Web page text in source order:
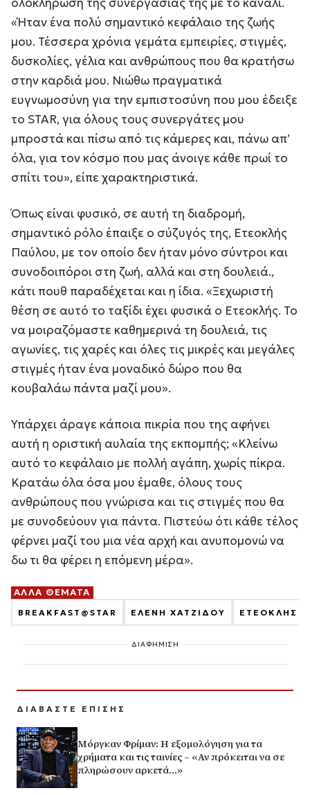
«Ήταν ένα πολύ σημαντικό κεφάλαιο της ζωής
μου. Τέσσερα χρόνια γεμάτα εμπειρίες, στιγμές,
δυσκολίες, γέλια και ανθρώπους που θα κρατήσω
στην καρδιά μου. Νιώθω πραγματικά
ευγνωμοσύνη για την εμπιστοσύνη που μου έδειξε
το STAR, για όλους τους συνεργάτες μου
μπροστά και πίσω από τις κάμερες και, πάνω απ’
όλα, για τον κόσμο που μας άνοιγε κάθε πρωί το
σπίτι του», είπε χαρακτηριστικά.
Όπως είναι φυσικό, σε αυτή τη διαδρομή,
σημαντικό ρόλο έπαιξε ο σύζυγός της, Ετεοκλής
Παύλου, με τον οποίο δεν ήταν μόνο σύντροι και
συνοδοιπόροι στη ζωή, αλλά και στη δουλειά.,
κάτι πουθ παραδέχεται και η ίδια. «Ξεχωριστή
θέση σε αυτό το ταξίδι έχει φυσικά ο Ετεοκλής. Το
να μοιραζόμαστε καθημερινά τη δουλειά, τις
αγωνίες, τις χαρές και όλες τις μικρές και μεγάλες
στιγμές ήταν ένα μοναδικό δώρο που θα
κουβαλάω πάντα μαζί μου».
Υπάρχει άραγε κάποια πικρία που της αφήνει
αυτή η οριστική αυλαία της εκπομπής; «Κλείνω
αυτό το κεφάλαιο με πολλή αγάπη, χωρίς πίκρα.
Κρατάω όλα όσα μου έμαθε, όλους τους
ανθρώπους που γνώρισα και τις στιγμές που θα
με συνοδεύουν για πάντα. Πιστεύω ότι κάθε τέλος
φέρνει μαζί του μια νέα αρχή και ανυπομονώ να
δω τι θα φέρει η επόμενη μέρα».
ΑΛΛΑ ΘΕΜΑΤΑ
BREAKFAST@STAR ΕΛΕΝΗ ΧΑΤΖΙΔΟΥ ΕΤΕΟΚΛΗΣ
ΔΙΑΦΗΜΙΣΗ
ΔΙΑΒΑΣΤΕ ΕΠΙΣΗΣ
Μόργκαν Φρίμαν: Η εξομολόγηση για τα
χρήματα και τις ταινίες – «Αν πρόκειται να σε
πληρώσουν αρκετά…»